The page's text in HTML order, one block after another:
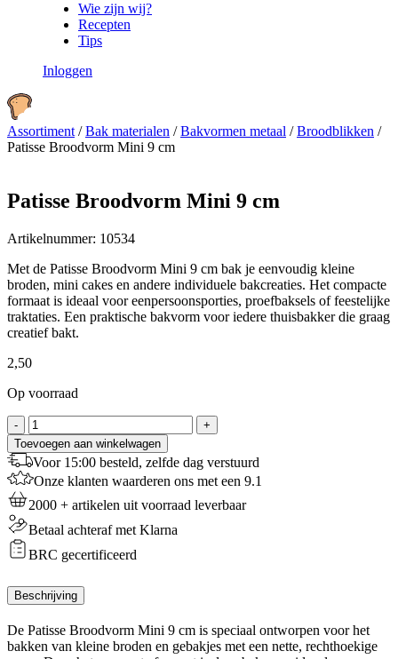
Wie zijn wij?
Recepten
Tips
Inloggen
Assortiment /Bak materialen /Bakvormen metaal /Broodblikken /
Patisse Broodvorm Mini 9 cm
Patisse Broodvorm Mini 9 cm
Artikelnummer: 10534
Met de Patisse Broodvorm Mini 9 cm bak je eenvoudig kleine
broden, mini cakes en andere individuele bakcreaties. Het compacte
formaat is ideaal voor eenpersoonsporties, proefbaksels of feestelijke
traktaties. Een praktische bakvorm voor iedere thuisbakker die graag
creatief bakt.
2,50
Op voorraad
-
Patisse
Broodvorm
Mini
9
cm
aantal
+
Toevoegen aan winkelwagen
Voor 15:00 besteld, zelfde dag verstuurd
Onze klanten waarderen ons met een 9.1
2000 + artikelen uit voorraad leverbaar
Betaal achteraf met Klarna
BRC gecertificeerd
Beschrijving
De Patisse Broodvorm Mini 9 cm is speciaal ontworpen voor het
bakken van kleine broden en gebakjes met een nette, rechthoekige